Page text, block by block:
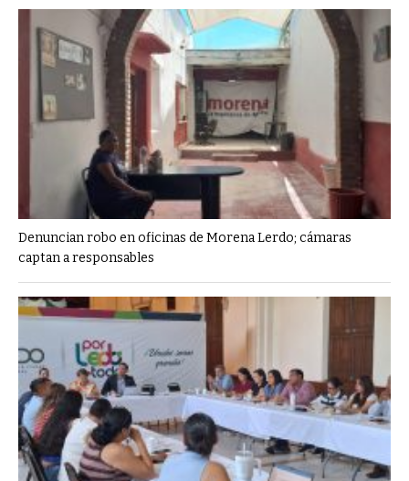
Denuncian robo en oficinas de Morena Lerdo; cámaras
captan a responsables